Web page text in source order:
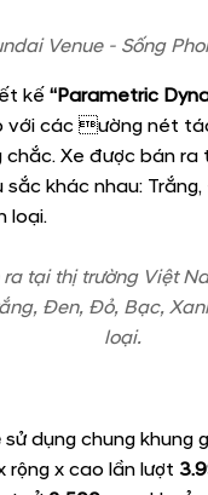
Venue - Sống
kế “Parametric